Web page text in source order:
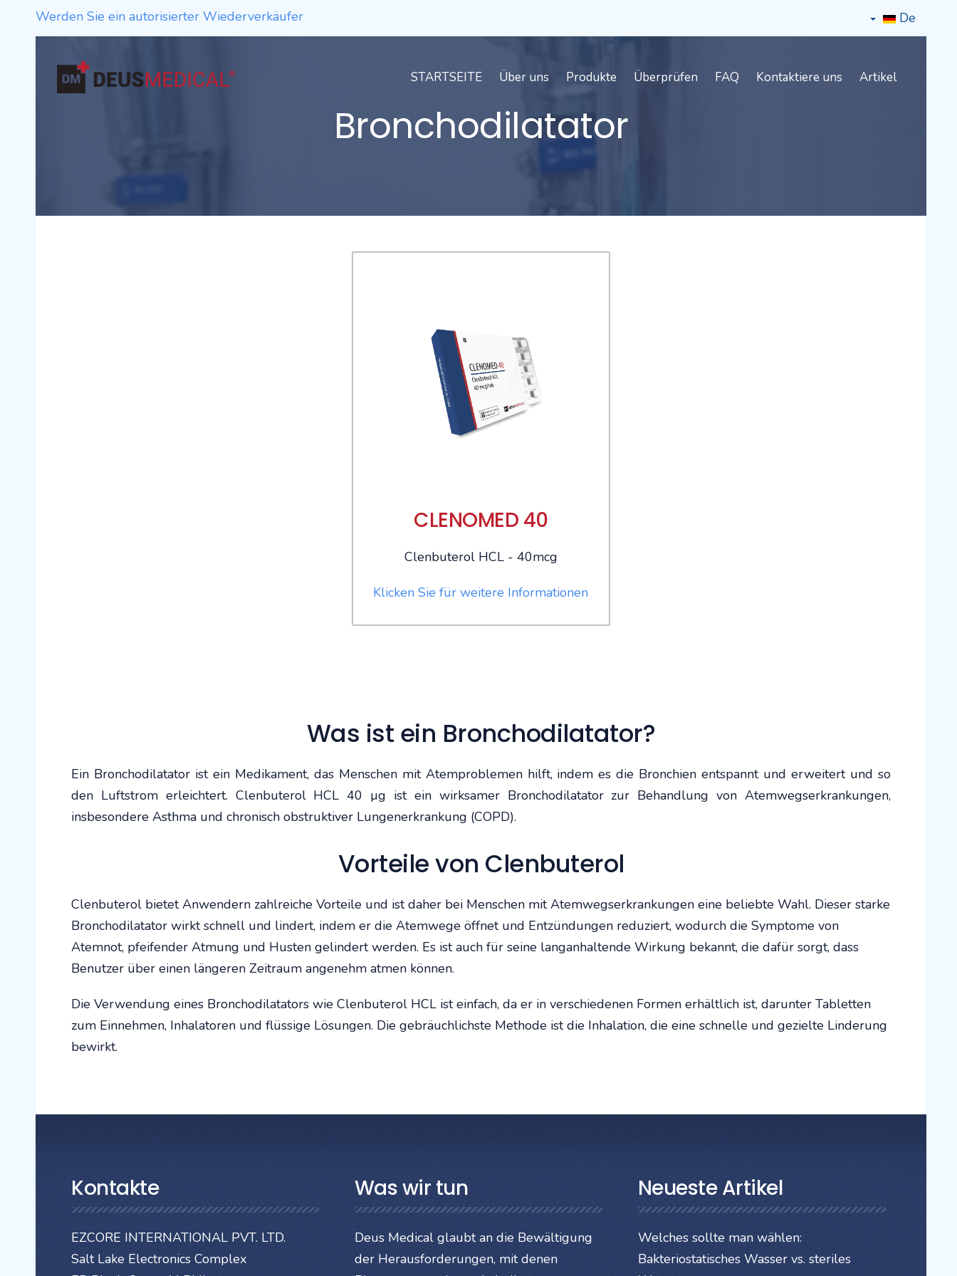
Werden Sie ein autorisierter Wiederverkäufer De
STARTSEITE Über uns Produkte Überprüfen FAQ Kontaktiere uns Artikel
Bronchodilatator
CLENOMED 40
Clenbuterol HCL - 40mcg
Klicken Sie für weitere Informationen
Was ist ein Bronchodilatator?
Ein Bronchodilatator ist ein Medikament, das Menschen mit Atemproblemen hilft, indem es die Bronchien entspannt und erweitert und so
den Luftstrom erleichtert. Clenbuterol HCL 40 µg ist ein wirksamer Bronchodilatator zur Behandlung von Atemwegserkrankungen,
insbesondere Asthma und chronisch obstruktiver Lungenerkrankung (COPD).
Vorteile von Clenbuterol
Clenbuterol bietet Anwendern zahlreiche Vorteile und ist daher bei Menschen mit Atemwegserkrankungen eine beliebte Wahl. Dieser starke
Bronchodilatator wirkt schnell und lindert, indem er die Atemwege öffnet und Entzündungen reduziert, wodurch die Symptome von
Atemnot, pfeifender Atmung und Husten gelindert werden. Es ist auch für seine langanhaltende Wirkung bekannt, die dafür sorgt, dass
Benutzer über einen längeren Zeitraum angenehm atmen können.
Die Verwendung eines Bronchodilatators wie Clenbuterol HCL ist einfach, da er in verschiedenen Formen erhältlich ist, darunter Tabletten
zum Einnehmen, Inhalatoren und flüssige Lösungen. Die gebräuchlichste Methode ist die Inhalation, die eine schnelle und gezielte Linderung
bewirkt.
Kontakte
EZCORE INTERNATIONAL PVT. LTD.
Salt Lake Electronics Complex
Was wir tun
Deus Medical glaubt an die Bewältigung
der Herausforderungen, mit denen
Neueste Artikel
Welches sollte man wählen:
Bakteriostatisches Wasser vs. steriles